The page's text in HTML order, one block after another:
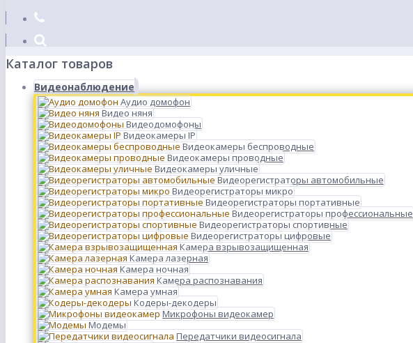
Каталог товаров
Видеонаблюдение
Аудио домофон
Видео няня
Видеодомофоны
Видеокамеры IP
Видеокамеры беспроводные
Видеокамеры проводные
Видеокамеры уличные
Видеорегистраторы автомобильные
Видеорегистраторы микро
Видеорегистраторы портативные
Видеорегистраторы профессиональные
Видеорегистраторы спортивные
Видеорегистраторы цифровые
Камера взрывозащищенная
Камера лазерная
Камера ночная
Камера распознавания
Камера умная
Кодеры-декодеры
Микрофоны видеокамер
Модемы
Передатчики видеосигнала